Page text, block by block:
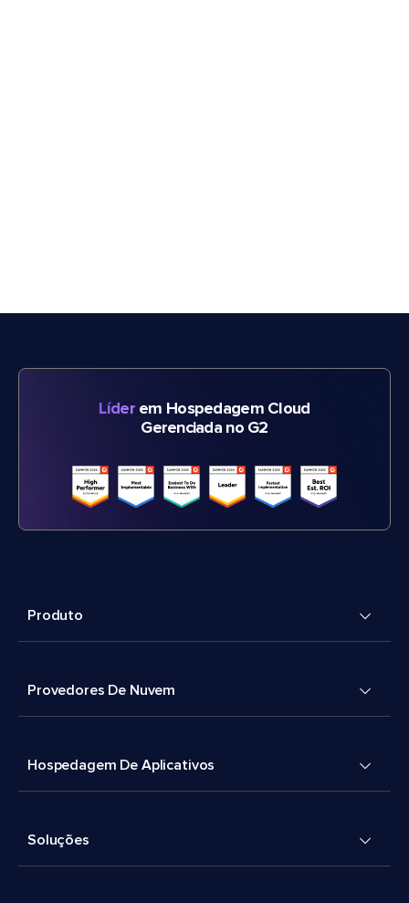
Líderem Hospedagem Cloud
Gerenciada no G2
Produto
Provedores De Nuvem
Hospedagem De Aplicativos
Soluções